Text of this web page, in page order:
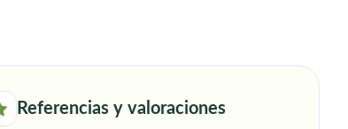
Referencias y valoraciones